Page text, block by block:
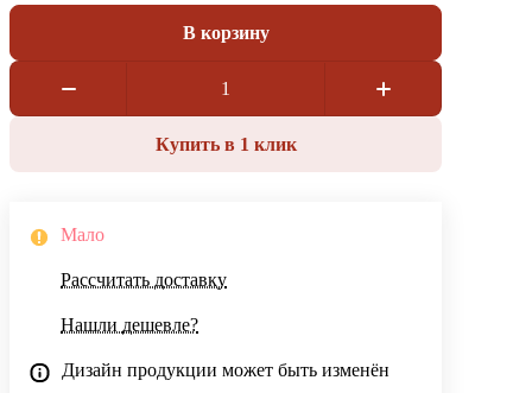
В корзину
Купить в 1 клик
Мало
Рассчитать доставку
Нашли дешевле?
Дизайн продукции может быть изменён